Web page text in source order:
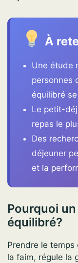
À
Une étude
personnes
équilibré
Le petit-
repas le
Des
déjeuner
et la
Pourquoi
équilibré?
Prendre le
la faim, régule la